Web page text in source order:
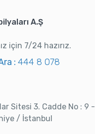
A.Ş
için 7/24 hazırız.
: 444 8 078
Sitesi 3. Cadde No : 9 -
/ İstanbul